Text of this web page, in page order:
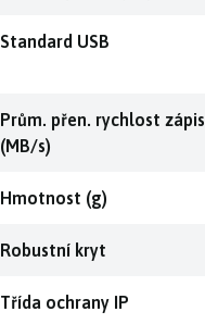
Standard USB
Prům. přen. rychlost zápis
(MB/s)
Hmotnost (g)
Robustní kryt
Třída ochrany IP